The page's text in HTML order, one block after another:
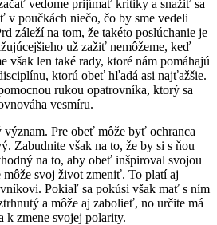
vedome prijímať kritiky a snažiť sa
poučkách niečo, čo by sme vedeli
záleží na tom, že takéto poslúchanie je
už zažiť nemôžeme, keď
však len také rady, ktoré nám pomáhajú
ktorú obeť hľadá asi najťažšie.
rukou opatrovníka, ktorý sa
vesmíru.
Pre obeť môže byť ochranca
Zabudnite však na to, že by si s ňou
na to, aby obeť inšpiroval svojou
svoj život zmeniť. To platí aj
Pokiaľ sa pokúsi však mať s ním
a môže aj zabolieť, no určite má
k zmene svojej polarity.